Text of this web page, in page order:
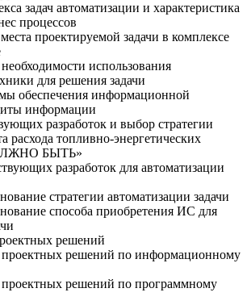
задач автоматизации и характеристика
процессов
проектируемой задачи в комплексе
использования
для решения задачи
обеспечения информационной
информации
разработок и выбор стратегии
расхода топливно-энергетических
БЫТЬ»
разработок для автоматизации
стратегии автоматизации задачи
способа приобретения ИС для
решений
проектных решений по информационному
решений по программному